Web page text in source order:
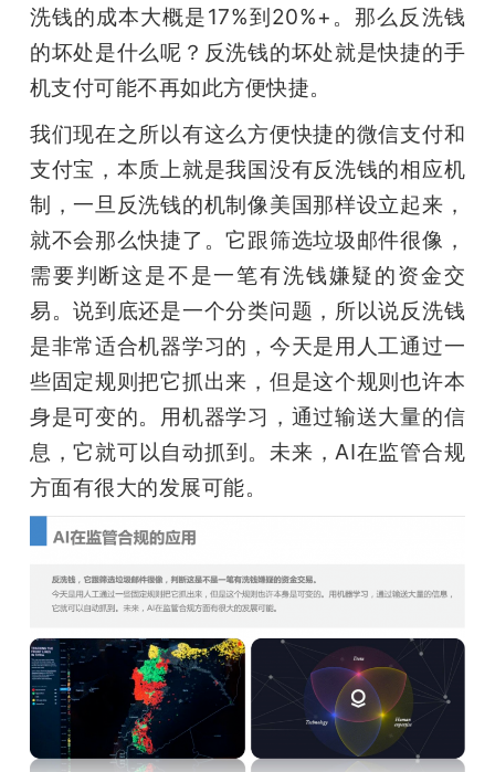
洗钱的成本大概是17%到20%+。那么反洗钱
的坏处是什么呢？反洗钱的坏处就是快捷的手
机支付可能不再如此方便快捷。
我们现在之所以有这么方便快捷的微信支付和
支付宝，本质上就是我国没有反洗钱的相应机
制，一旦反洗钱的机制像美国那样设立起来，
就不会那么快捷了。它跟筛选垃圾邮件很像，
需要判断这是不是一笔有洗钱嫌疑的资金交
易。说到底还是一个分类问题，所以说反洗钱
是非常适合机器学习的，今天是用人工通过一
些固定规则把它抓出来，但是这个规则也许本
身是可变的。用机器学习，通过输送大量的信
息，它就可以自动抓到。未来，AI在监管合规
方面有很大的发展可能。